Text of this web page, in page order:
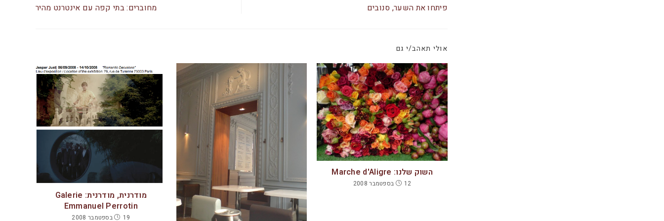
k
מחוברים: בתי קפה עם אינטרנט מהיר
פיתחו את השער, סנובים
אולי תאהב/י גם
מודרנית, מודרנית: Galerie
Emmanuel Perrotin
19 בספטמבר 2008
השוק שלנו: Marche d'Aligre
12 בספטמבר 2008